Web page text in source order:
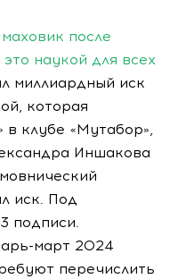
после
наукой для всех
миллиардный иск
которая
в клубе «Мутабор»,
Иншакова
иск. Под
подписи.
март 2024
перечислить